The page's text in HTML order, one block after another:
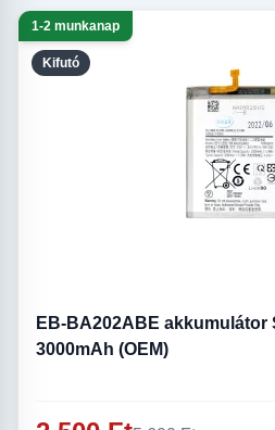
Kifutó
1-2 munkanap
EB-BA202ABE akkumulátor
3000mAh (OEM)